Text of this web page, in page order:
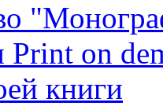
Print on
книги